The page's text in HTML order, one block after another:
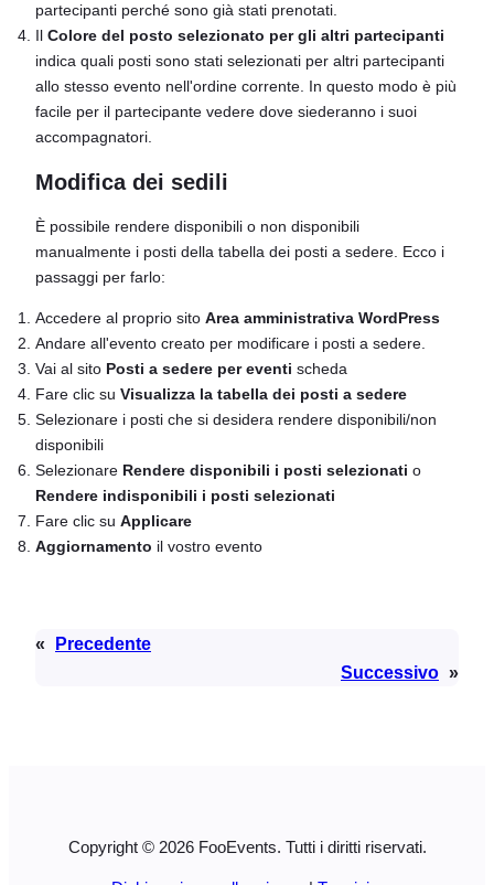
partecipanti perché sono già stati prenotati.
Il Colore del posto selezionato per gli altri partecipanti
indica quali posti sono stati selezionati per altri partecipanti
allo stesso evento nell'ordine corrente. In questo modo è più
facile per il partecipante vedere dove siederanno i suoi
accompagnatori.
Modifica dei sedili
È possibile rendere disponibili o non disponibili
manualmente i posti della tabella dei posti a sedere. Ecco i
passaggi per farlo:
Accedere al proprio sito Area amministrativa WordPress
Andare all'evento creato per modificare i posti a sedere.
Vai al sito Posti a sedere per eventi scheda
Fare clic su Visualizza la tabella dei posti a sedere
Selezionare i posti che si desidera rendere disponibili/non
disponibili
Selezionare Rendere disponibili i posti selezionati o
Rendere indisponibili i posti selezionati
Fare clic su Applicare
Aggiornamento il vostro evento
«
Precedente
Successivo »
Copyright © 2026 FooEvents. Tutti i diritti riservati.